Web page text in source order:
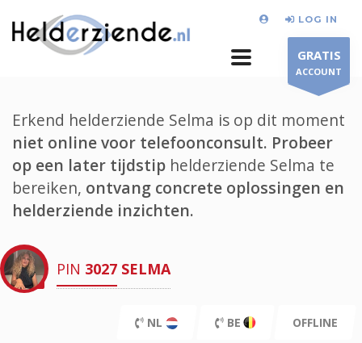
LOG IN
GRATIS
ACCOUNT
Erkend helderziende Selma is op dit moment
niet online voor telefoonconsult. Probeer
op een later tijdstip helderziende Selma te
bereiken, ontvang concrete oplossingen en
helderziende inzichten.
PIN 3027 SELMA
NL BE OFFLINE